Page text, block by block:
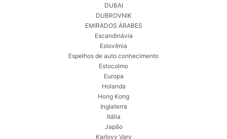
DUBAI
DUBROVNIK
EMIRADOS ÁRABES
Escandinávia
Eslovênia
Espelhos de auto conhecimento
Estocolmo
Europa
Holanda
Hong Kong
Inglaterra
Itália
Japão
Karlovy Vary